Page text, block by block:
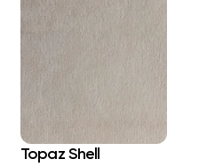
Topaz Shell